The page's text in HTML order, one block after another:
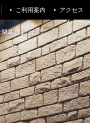
ご利用案内 アクセス
幕しました